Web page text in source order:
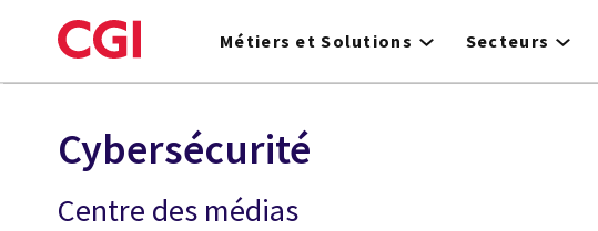
to
Métiers et Solutions Secteurs
Cybersécurité
Centre des médias